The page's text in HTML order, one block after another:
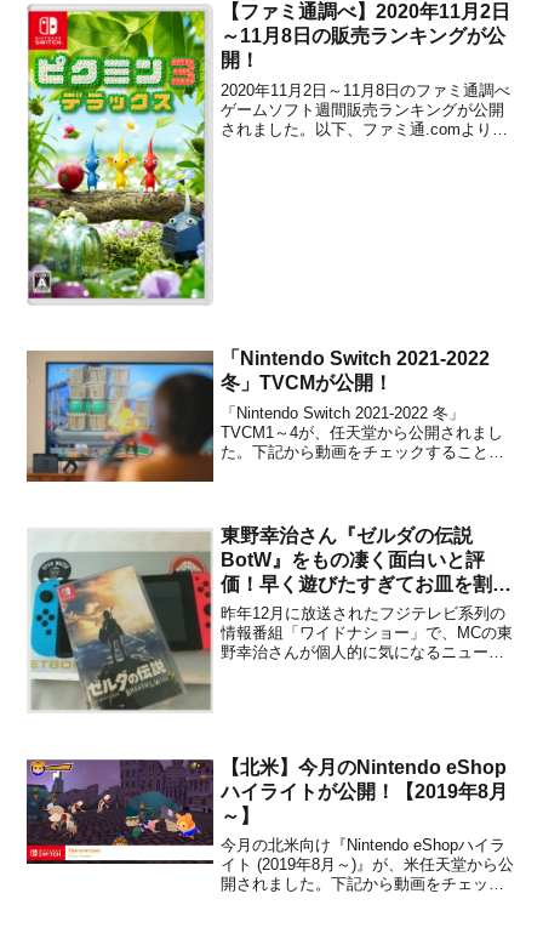
【ファミ通調べ】2020年11月2日
～11月8日の販売ランキングが公
開！
2020年11月2日～11月8日のファミ通調べ
ゲームソフト週間販売ランキングが公開
されました。以下、ファミ通.comより。
「Nintendo Switch 2021-2022
冬」TVCMが公開！
「Nintendo Switch 2021-2022 冬」
TVCM1～4が、任天堂から公開されまし
た。下記から動画をチェックすることが
東野幸治さん『ゼルダの伝説
BotW』をもの凄く面白いと評
価！早く遊びたすぎてお皿を割っ
てしまい右手首を切ってしまう。
昨年12月に放送されたフジテレビ系列の
情報番組「ワイドナショー」で、MCの東
野幸治さんが個人的に気になるニュース
【北米】今月のNintendo eShop
ハイライトが公開！【2019年8月
～】
今月の北米向け『Nintendo eShopハイラ
イト (2019年8月～)』が、米任天堂から公
開されました。下記から動画をチェック